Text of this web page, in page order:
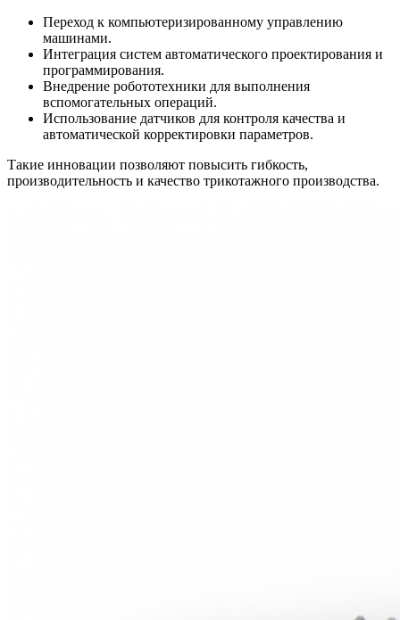
Переход к компьютеризированному управлению
машинами.
Интеграция систем автоматического проектирования и
программирования.
Внедрение робототехники для выполнения
вспомогательных операций.
Использование датчиков для контроля качества и
автоматической корректировки параметров.
Такие инновации позволяют повысить гибкость,
производительность и качество трикотажного производства.